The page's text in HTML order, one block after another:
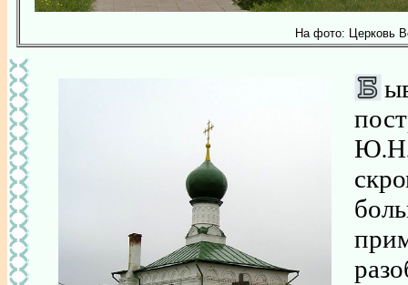
На фото: Церковь